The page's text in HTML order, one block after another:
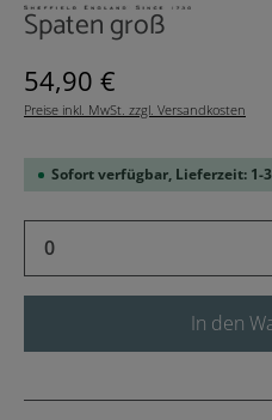
Spaten groß
Regulärer Preis:
54,90 €
Preise inkl. MwSt. zzgl. Versandkosten
Sofort verfügbar, Lieferzeit: 1-
Produkt Anzahl:
In den